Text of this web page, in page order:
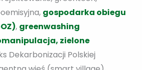
gospodarka obiegu
, greenwashing
zielone
Dekarbonizacji Polskiej